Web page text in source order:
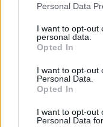
Personal Data
I want to opt-out
personal data.
Opted In
I want to opt-out
Personal Data.
Opted In
I want to opt-out
Personal Data
Pedro Lourenço,
Consumers Trust,
um indicador
cliente.”
foi desenvolvido